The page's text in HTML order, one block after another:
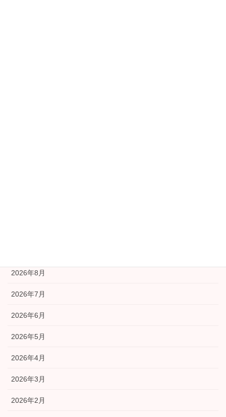
2026年8月
2026年7月
2026年6月
2026年5月
2026年4月
2026年3月
2026年2月